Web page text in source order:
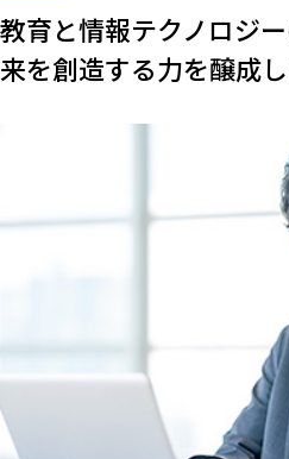
教育と情報テクノロジ
来を創造する力を醸成し